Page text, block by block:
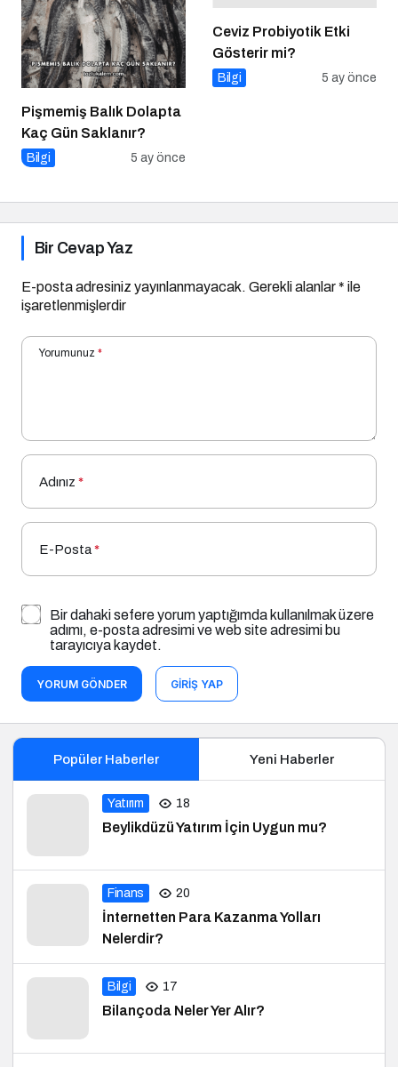
Pişmemiş Balık Dolapta
Kaç Gün Saklanır?
Bilgi 5 ay önce
Ceviz Probiyotik Etki
Gösterir mi?
Bilgi 5 ay önce
Bir Cevap Yaz
E-posta adresiniz yayınlanmayacak. Gerekli alanlar* ile
işaretlenmişlerdir
Yorumunuz *
Adınız *
E-Posta*
Bir dahaki sefere yorum yaptığımda kullanılmak üzere
adımı, e-posta adresimi ve web site adresimi bu
tarayıcıya kaydet.
YORUM GÖNDER GIRIŞ YAP
Popüler Haberler Yeni Haberler
Yatırım 18
Beylikdüzü Yatırım İçin Uygun mu?
Finans 20
İnternetten Para Kazanma Yolları
Nelerdir?
Bilgi 17
Bilançoda Neler Yer Alır?